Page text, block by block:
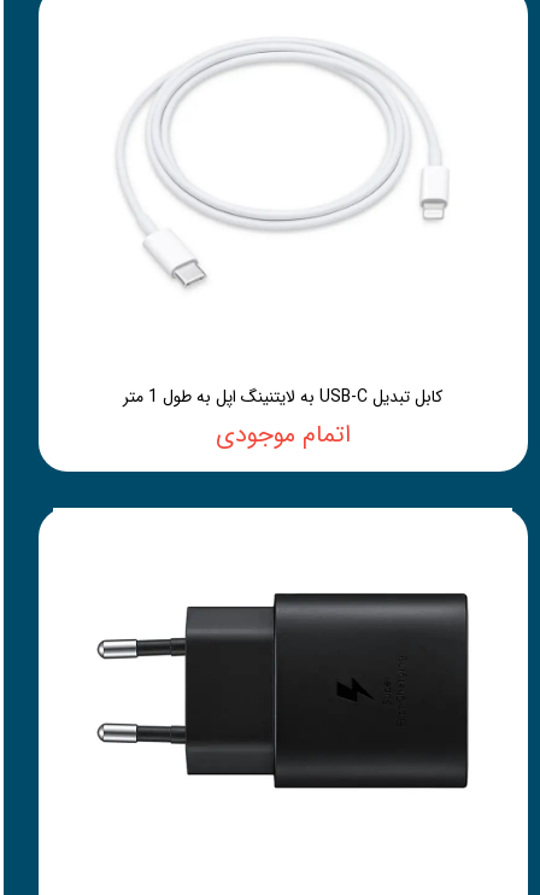
کابل تبدیل USB-C به لایتنینگ اپل به طول 1 متر
اتمام موجودی